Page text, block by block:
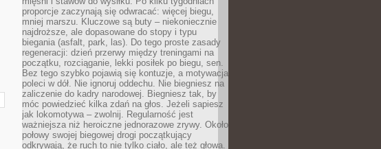
proporcje zaczynają się odwracać: więcej biegu,
mniej marszu. Kluczowe są buty – niekoniecznie
najdroższe, ale dopasowane do stopy i typu
biegania (asfalt, park, las). Do tego proste zasady
regeneracji: dzień przerwy między treningami na
początku, rozciąganie, lekki posiłek po biegu, sen.
Bez tego szybko pojawią się kontuzje, a motywacja
poleci w dół. Nie ignoruj oddechu. Nie biegniesz na
zaliczenie do kadry narodowej. Biegniesz tak, by
móc powiedzieć kilka zdań na głos. Jeżeli sapiesz
jak lokomotywa – zwolnij. Regularność jest
ważniejsza niż heroiczne jednorazowe zrywy. Około
połowy swojej biegowej drogi początkujący
odkrywają, że ruch to nie tylko ciało, ale też głowa.